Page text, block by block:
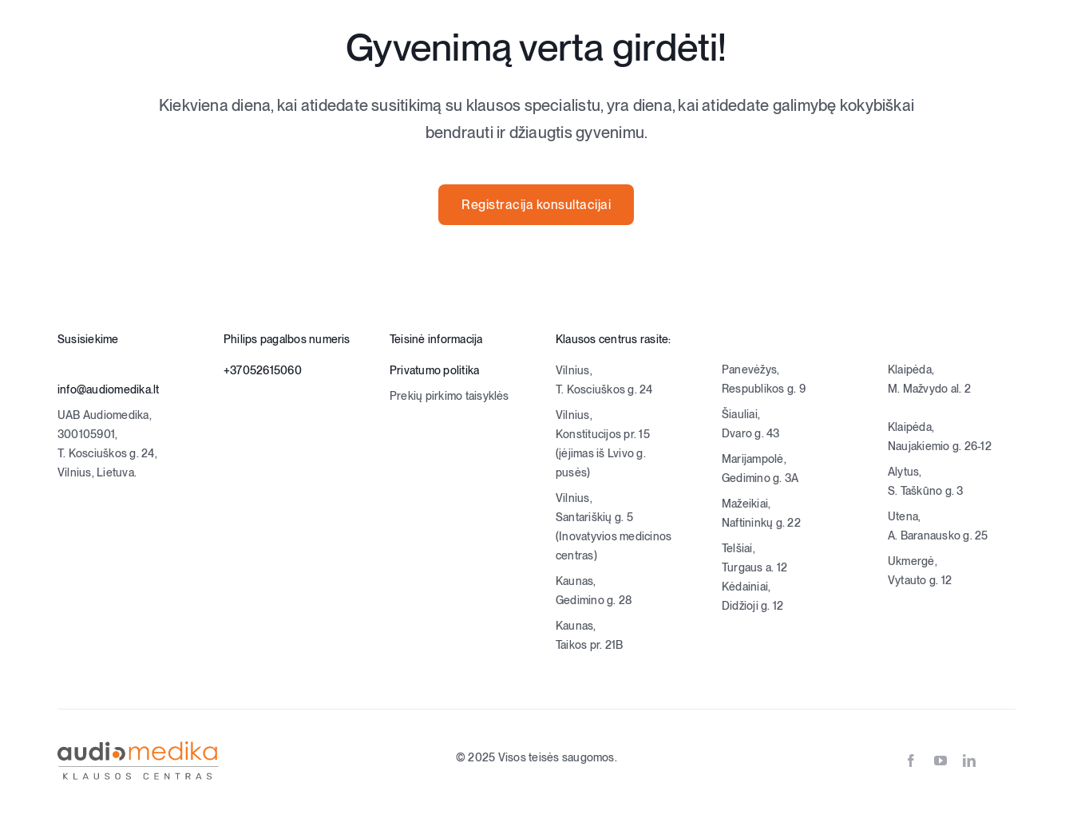
Gyvenimą verta girdėti!
Kiekviena diena, kai atidedate susitikimą su klausos specialistu, yra diena, kai atidedate galimybę kokybiškai
bendrauti ir džiaugtis gyvenimu.
Registracija konsultacijai
Susisiekime
info@audiomedika.lt
UAB Audiomedika,
300105901,
T. Kosciuškos g. 24,
Vilnius, Lietuva.
Philips pagalbos numeris
+37052615060
Teisinė informacija
Privatumo politika
Prekių pirkimo taisyklės
Klausos centrus rasite:
Vilnius,
T. Kosciuškos g. 24
Vilnius,
Konstitucijos pr. 15
(įėjimas iš Lvivo g.
pusės)
Vilnius,
Santariškių g. 5
(Inovatyvios medicinos
centras)
Kaunas,
Gedimino g. 28
Kaunas,
Taikos pr. 21B
Panevėžys,
Respublikos g. 9
Šiauliai,
Dvaro g. 43
Marijampolė,
Gedimino g. 3A
Mažeikiai,
Naftininkų g. 22
Telšiai,
Turgaus a. 12
Kėdainiai,
Didžioji g. 12
Klaipėda,
M. Mažvydo al. 2
Klaipėda,
Naujakiemio g. 26-12
Alytus,
S. Taškūno g. 3
Utena,
A. Baranausko g. 25
Ukmergė,
Vytauto g. 12
© 2025 Visos teisės saugomos.